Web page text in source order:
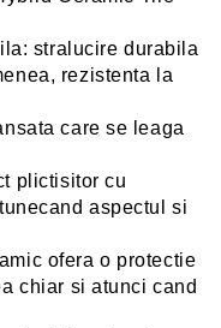
stralucire durabila
rezistenta la
care se leaga
plictisitor cu
aspectul si
ofera o protectie
chiar si atunci cand